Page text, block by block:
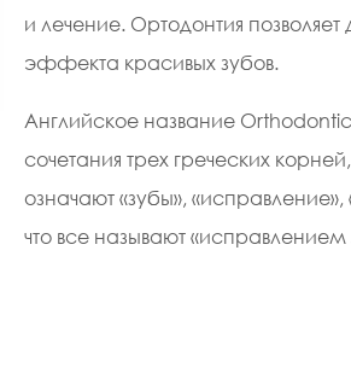
и лечение. Ортодонтия позволяет
эффекта красивых зубов.
Английское название
сочетания трех греческих
означают «зубы»,
что все называют «исправлением